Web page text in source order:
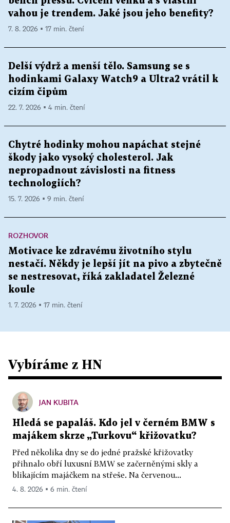
vahou je trendem. Jaké jsou jeho benefity?
7. 8. 2026 ▪ 17 min. čtení
Delší výdrž a menší tělo. Samsung se s
hodinkami Galaxy Watch9 a Ultra2 vrátil k
cizím čipům
22. 7. 2026 ▪ 4 min. čtení
Chytré hodinky mohou napáchat stejné
škody jako vysoký cholesterol. Jak
nepropadnout závislosti na fitness
technologiích?
15. 7. 2026 ▪ 9 min. čtení
ROZHOVOR
Motivace ke zdravému životního stylu
nestačí. Někdy je lepší jít na pivo a zbytečně
se nestresovat, říká zakladatel Železné
koule
1. 7. 2026 ▪ 17 min. čtení
Vybíráme z HN
JAN KUBITA
Hledá se papaláš. Kdo jel v černém BMW s
majákem skrze „Turkovu“ křižovatku?
Před několika dny se do jedné pražské křižovatky
přihnalo obří luxusní BMW se začerněnými skly a
blikajícím majáčkem na střeše. Na červenou...
4. 8. 2026 ▪ 6 min. čtení